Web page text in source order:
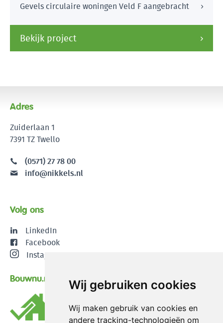
Wij gebruiken cookies
Wij maken gebruik van cookies en
andere tracking-technologieën om
Gevels circulaire woningen Veld F aangebracht
Bekijk project
Adres
Zuiderlaan 1
7391 TZ Twello
(0571) 27 78 00
info@nikkels.nl
Volg ons
LinkedIn
Facebook
Instagram
Bouwnu.nl